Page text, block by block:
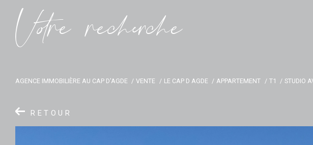
Vore recece
AGENCE IMMOBILIÈRE AU CAP D'AGDE VENTE LE CAP D AGDE APPARTEMENT T1 STUDIO
RETOUR